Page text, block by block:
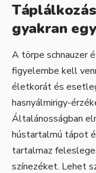
gyakran
A törpe schnauzer
figyelembe kell
életkorát és
hasnyálmirigy-
Általánosságban
hústartalmú tápot
tartalmaz
színezéket. Lehet